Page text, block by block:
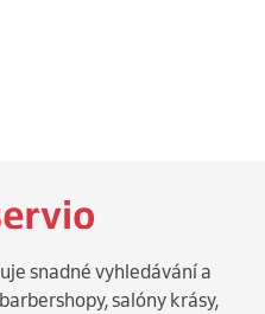
snadné vyhledávání a
salóny krásy,